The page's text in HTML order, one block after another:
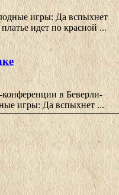
игры: Да вспыхнет
идет по красной ...
в Беверли-
игры: Да вспыхнет ...